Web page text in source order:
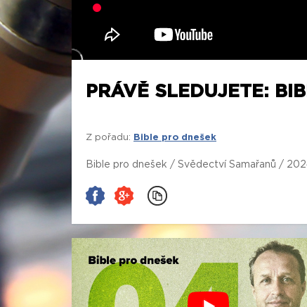
PRÁVĚ SLEDUJETE:
Z pořadu: Bible pro dnešek
Bible pro dnešek / Svědectví Samařanů /